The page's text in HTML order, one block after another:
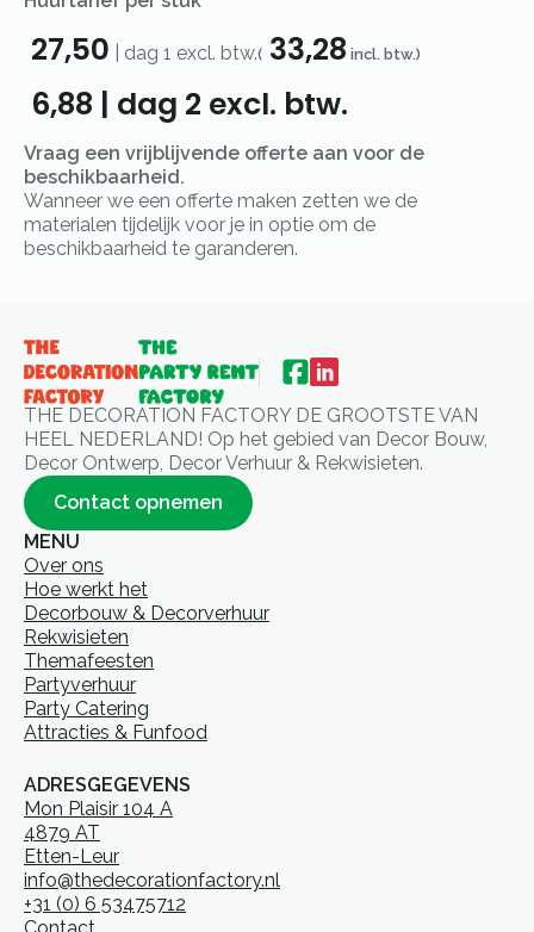
27,50 dag 1 excl. btw.( 33,28 incl. btw.)
6,88 | dag 2 excl. btw.
Vraag een vrijblijvende offerte aan voor de
beschikbaarheid.
Wanneer we een offerte maken zetten we de
materialen tijdelijk voor je in optie om de
beschikbaarheid te garanderen.
THE DECORATION FACTORY DE GROOTSTE VAN
HEEL NEDERLAND! Op het gebied van Decor Bouw,
Decor Ontwerp, Decor Verhuur & Rekwisieten.
Contact opnemen
MENU
Over ons
Hoe werkt het
Decorbouw & Decorverhuur
Rekwisieten
Themafeesten
Partyverhuur
Party Catering
Attracties & Funfood
ADRESGEGEVENS
Mon Plaisir 104 A
4879 AT
Etten-Leur
info@thedecorationfactory.nl
+31 (0) 6 53475712